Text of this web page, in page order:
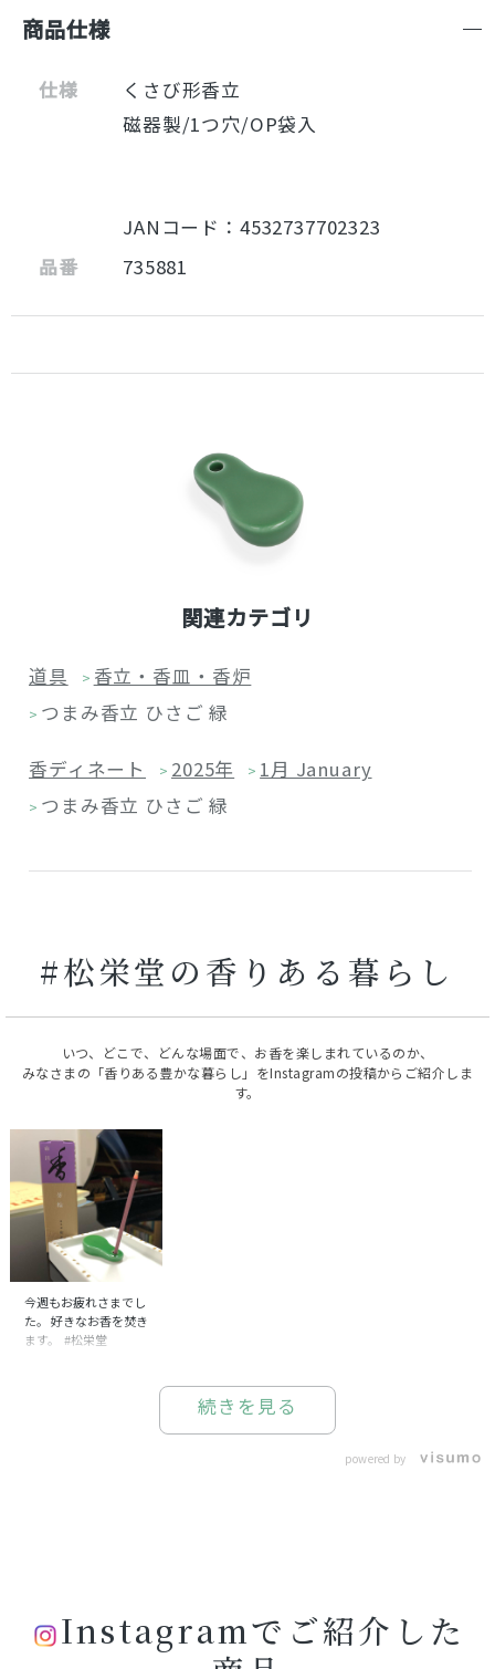
商品仕様
仕様
くさび形香立
磁器製/1つ穴/OP袋入
JANコード：4532737702323
品番
735881
関連カテゴリ
道具 > 香立・香皿・香炉
> つまみ香立 ひさご 緑
香ディネート > 2025年 > 1月 January
> つまみ香立 ひさご 緑
#松栄堂の香りある暮らし
いつ、どこで、どんな場面で、お香を楽しまれているのか、
みなさまの「香りある豊かな暮らし」をInstagramの投稿からご紹介しま
す。
今週もお疲れさまでし
た。 好きなお香を焚き
ます。 #松栄堂
続きを見る
powered by
Instagramでご紹介した